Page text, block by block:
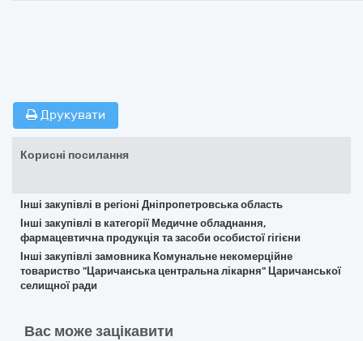
Друкувати
Корисні посилання
Інші закупівлі в регіоні Дніпропетровська область
Інші закупівлі в категорії Медичне обладнання,
фармацевтична продукція та засоби особистої гігієни
Інші закупівлі замовника Комунальне некомерційне
товариство "Царичанська центральна лікарня" Царичанської
селищної ради
Вас може зацікавити